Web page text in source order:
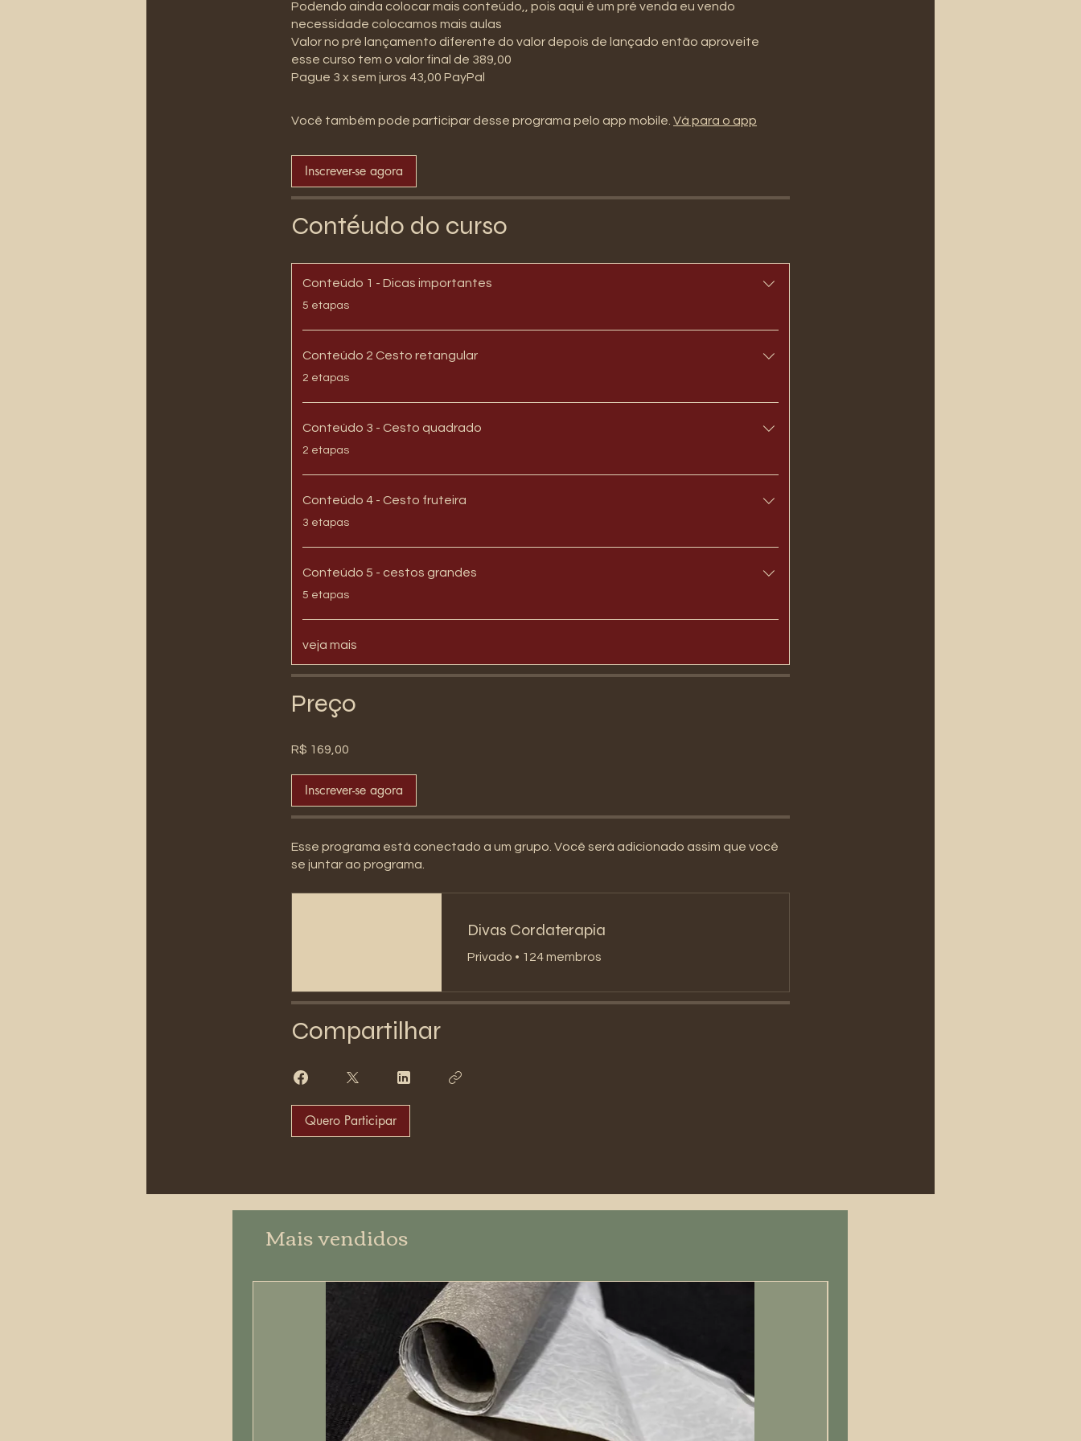
Podendo ainda colocar mais conteúdo,, pois aqui é um pré venda eu vendo
necessidade colocamos mais aulas
Valor no pré lançamento diferente do valor depois de lançado então aproveite
esse curso tem o valor final de 389,00
Pague 3 x sem juros 43,00 PayPal
Você também pode participar desse programa pelo app mobile. Vá para o app
Inscrever-se agora
Contéudo do curso
Conteúdo 1 - Dicas importantes
.5 etapas
Conteúdo 2 Cesto retangular
.2 etapas
Conteúdo 3 - Cesto quadrado
.2 etapas
Conteúdo 4 - Cesto fruteira
.3 etapas
Conteúdo 5 - cestos grandes
.5 etapas
veja mais
Preço
R$ 169,00
Inscrever-se agora
Esse programa está conectado a um grupo. Você será adicionado assim que você
se juntar ao programa.
Divas Cordaterapia
Privado • 124 membros
Compartilhar
Quero Participar
Mais vendidos